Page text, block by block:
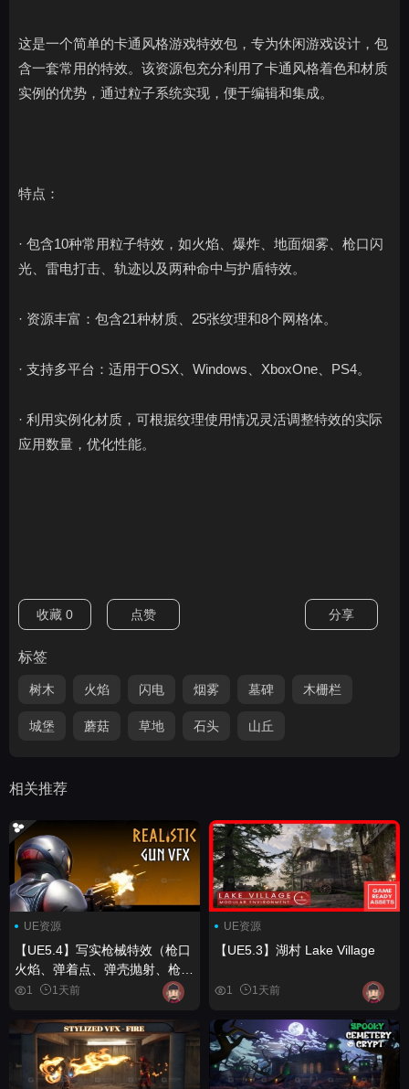
这是一个简单的卡通风格游戏特效包，专为休闲游戏设计，包
含一套常用的特效。该资源包充分利用了卡通风格着色和材质
实例的优势，通过粒子系统实现，便于编辑和集成。
特点：
· 包含10种常用粒子特效，如火焰、爆炸、地面烟雾、枪口闪
光、雷电打击、轨迹以及两种命中与护盾特效。
· 资源丰富：包含21种材质、25张纹理和8个网格体。
· 支持多平台：适用于OSX、Windows、XboxOne、PS4。
· 利用实例化材质，可根据纹理使用情况灵活调整特效的实际
应用数量，优化性能。
收藏 0 点赞 分享
标签
树木 火焰 闪电 烟雾 墓碑 木栅栏
城堡 蘑菇 草地 石头 山丘
相关推荐
UE资源
【UE5.4】写实枪械特效（枪口
火焰、弹着点、弹壳抛射、枪械
特效、VFX） Realistic Gun
Impact, Ejections, Gun VFX,
1 1天前
UE资源
【UE5.3】湖村 Lake Village
1 1天前